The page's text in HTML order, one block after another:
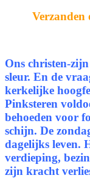
Verzanden
Ons christen-
sleur. En de
kerkelijke
Pinksteren
behoeden voor
schijn. De
dagelijks leven.
verdieping,
zijn kracht